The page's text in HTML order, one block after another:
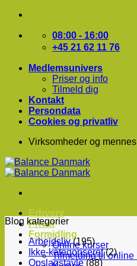
Fortsæt
indhold
08:00 - 16:00
+45 21 62 11 76
Medlemsunivers
Priser og info
Tilmeld dig
Kontakt
Persondata
Cookies og privatliv
Virksomheder og
Privat
Formidling
Online kurser
Tilmelding til online
Blog kategorier
Arbejdsliv(195)
Ikke-kategoriseret(2)
Opslagstavle(88)